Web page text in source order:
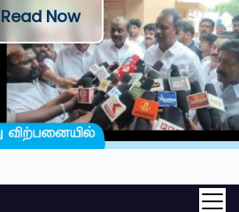
Read Now